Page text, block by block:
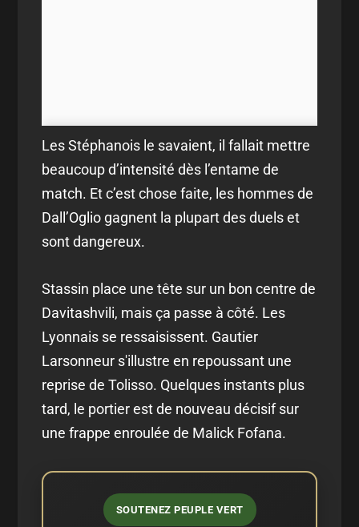
Les Stéphanois le savaient, il fallait mettre
beaucoup d’intensité dès l’entame de
match. Et c’est chose faite, les hommes de
Dall’Oglio gagnent la plupart des duels et
sont dangereux.
Stassin place une tête sur un bon centre de
Davitashvili, mais ça passe à côté. Les
Lyonnais se ressaisissent. Gautier
Larsonneur s'illustre en repoussant une
reprise de Tolisso. Quelques instants plus
tard, le portier est de nouveau décisif sur
une frappe enroulée de Malick Fofana.
SOUTENEZ PEUPLE VERT